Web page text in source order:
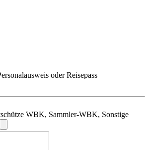
oder Reisepass
WBK, Sammler-WBK, Sonstige